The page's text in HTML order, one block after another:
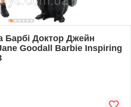
Барбі Доктор Джейн
Goodall Barbie Inspiring